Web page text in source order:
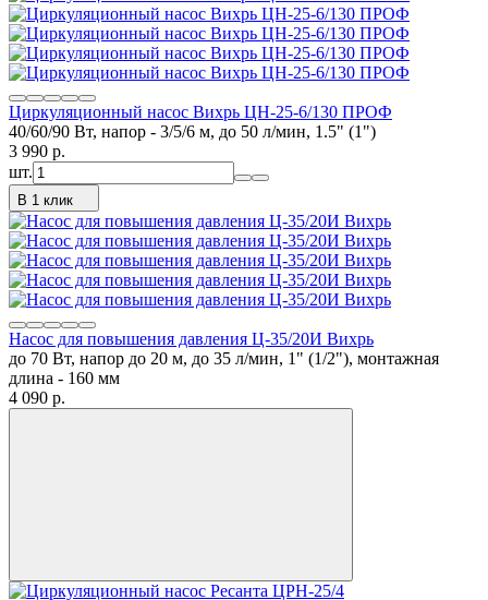
Циркуляционный насос Вихрь ЦН-25-6/130 ПРОФ
40/60/90 Вт, напор - 3/5/6 м, до 50 л/мин, 1.5" (1")
3 990 p.
шт.
В 1 клик
Насос для повышения давления Ц-35/20И Вихрь
до 70 Вт, напор до 20 м, до 35 л/мин, 1" (1/2"), монтажная
длина - 160 мм
4 090 p.